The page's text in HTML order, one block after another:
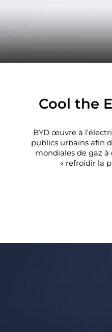
Cool the
BYD œuvre à
publics urbains afin
mondiales de gaz à
« refroidir la